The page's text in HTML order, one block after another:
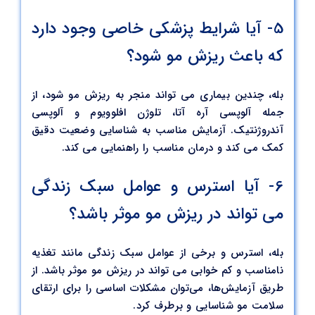
5- آیا شرایط پزشکی خاصی وجود دارد
که باعث ریزش مو شود؟
بله، چندین بیماری می تواند منجر به ریزش مو شود، از
جمله آلوپسی آره آتا، تلوژن افلوویوم و آلوپسی
آندروژنتیک. آزمایش مناسب به شناسایی وضعیت دقیق
کمک می کند و درمان مناسب را راهنمایی می کند.
6- آیا استرس و عوامل سبک زندگی
می تواند در ریزش مو موثر باشد؟
بله، استرس و برخی از عوامل سبک زندگی مانند تغذیه
نامناسب و کم خوابی می تواند در ریزش مو موثر باشد. از
طریق آزمایش‌ها، می‌توان مشکلات اساسی را برای ارتقای
سلامت مو شناسایی و برطرف کرد.